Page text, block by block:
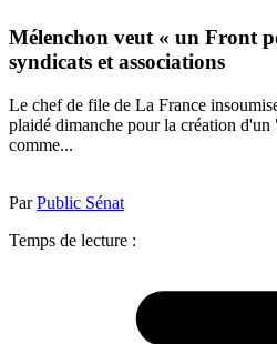
Mélenchon veut « un Front
syndicats et associations
Le chef de file de La France
plaidé dimanche pour la création
comme...
ParPublic Sénat
Temps de lecture :